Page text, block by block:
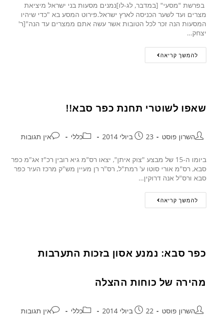
בפרשת "מסעי" [במדבר, לג-לו]נמנים מסעות בני ישראל מיציאת
מצרים ועד לשער הכניסה לארץ ישראל.פירוט המסע בא "כדי שיהיו
המסעות הנה זכר לכל הטובות אשר עשה אתם ממצרים עד הנה"[ר'
יצחק…
להמשך קריאה
שאפו לשוטרי תחנת כפר סבא!!
השרון פוסט 23 ביולי 2014 כללי אין תגובות
ביומו ה-15 של מבצע "צוק איתן", יצאו רס"מ גיא רובין רכ"ז אג"מ כפר
סבא, רס"מ אורי סוטו ע' רמת"ל, רס"ר רן מעיין מש"ק מרכז העיר כפר
סבא ורס"ל אנה דרוקין…
להמשך קריאה
כפר סבא: נמנע אסון בזכות התערבות
מהירה של כוחות ההצלה
השרון פוסט 22 ביולי 2014 כללי אין תגובות